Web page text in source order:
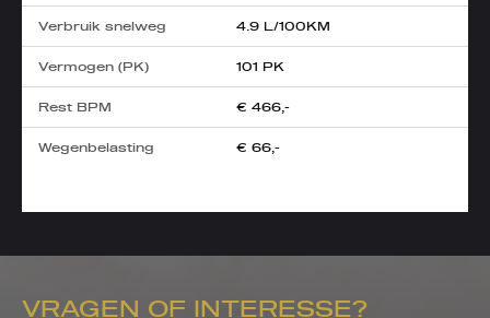
Verbruik snelweg 4.9 L/100KM
Vermogen (PK) 101 PK
Rest BPM € 466,-
Wegenbelasting € 66,-
VRAGEN OF INTERESSE?